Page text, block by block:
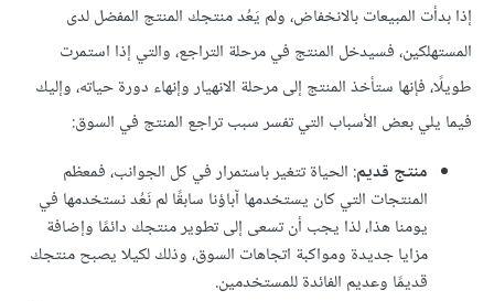
إذا بدأت المبيعات بالانخفاض، ولم يَعُد منتجك المنتج المفضل لدى
المستهلكين، فسيدخل المنتج في مرحلة التراجع، والتي إذا استمرت
طويلًا، فإنها ستأخذ المنتج إلى مرحلة الانهيار وإنهاء دورة حياته، وإليك
فيما يلي بعض الأسباب التي تفسر سبب تراجع المنتج في السوق:
منتج قديم: الحياة تتغير باستمرار في كل الجوانب، فمعظم
المنتجات التي كان يستخدمها آباؤنا سابقًا لم نَعُد نستخدمها في
يومنا هذا، لذا يجب أن تسعى إلى تطوير منتجك دائمًا وإضافة
مزايا جديدة ومواكبة اتجاهات السوق، وذلك لكيلا يصبح منتجك
قديمًا وعديم الفائدة للمستخدمين.